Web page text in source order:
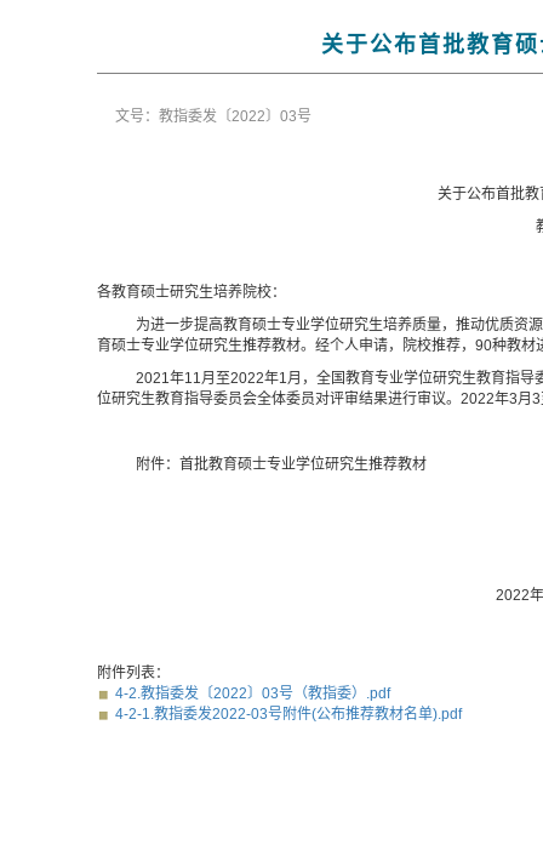
关于公布首批教育
文号：教指委发〔2022〕03号
关于公布首批
各教育硕士研究生培养院校：
为进一步提高教育硕士专业学位研究生培养质量，推动优质资
育硕士专业学位研究生推荐教材。经个人申请，院校推荐， 90种教材
2021年11月至2022年1月，全国教育专业学位研究生教育指
位研究生教育指导委员会全体委员对评审结果进行审议。 2022年3月 3
附件：首批教育硕士专业学位研究生推荐教材
2022年
附件列表：
4-2.教指委发〔2022〕03号（教指委）.pdf
4-2-1.教指委发2022-03号附件(公布推荐教材名单).pdf